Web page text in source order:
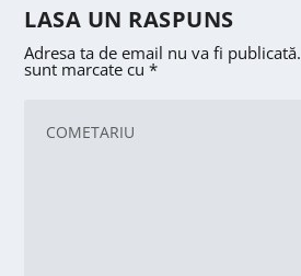
LASA UN RASPUNS
Adresa ta de email nu va fi publicată.
sunt marcate cu*